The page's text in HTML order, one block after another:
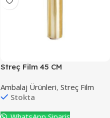
Streç Film 45 CM
Ambalaj Ürünleri, Streç Film
Stokta